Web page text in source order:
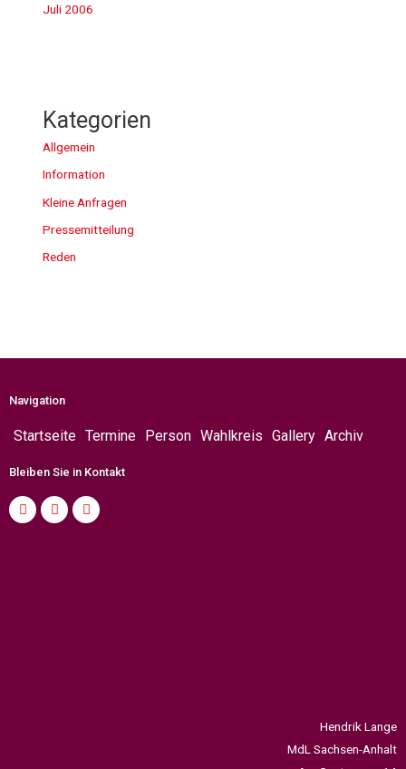
Juli 2006
Kategorien
Allgemein
Information
Kleine Anfragen
Pressemitteilung
Reden
Navigation
Startseite Termine Person Wahlkreis Gallery Archiv
Bleiben Sie in Kontakt
Hendrik Lange
MdL Sachsen-Anhalt